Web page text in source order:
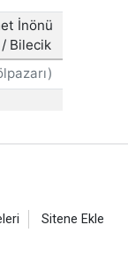
Sitene Ekle